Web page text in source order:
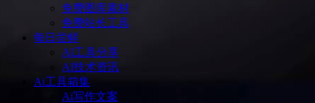
免费图库素材
免费站长工具
每日尝鲜
AI工具分享
AI技术资讯
Ai工具箱集
Ai写作文案